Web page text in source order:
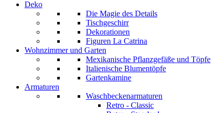
Deko
Die Magie des Details
Tischgeschirr
Dekorationen
Figuren La Catrina
Wohnzimmer und Garten
Mexikanische Pflanzgefäße und Töpfe
Italienische Blumentöpfe
Gartenkamine
Armaturen
Waschbeckenarmaturen
Retro - Classic